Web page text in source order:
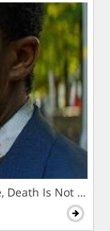
Death Is Not The